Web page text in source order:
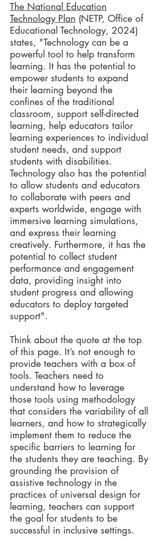
The National Education
Technology Plan (NETP, Office of
Educational Technology, 2024)
states, "Technology can be a
powerful tool to help transform
learning. It has the potential to
empower students to expand
their learning beyond the
confines of the traditional
classroom, support self-directed
learning, help educators tailor
learning experiences to individual
student needs, and support
students with disabilities.
Technology also has the potential
to allow students and educators
to collaborate with peers and
experts worldwide, engage with
immersive learning simulations,
and express their learning
creatively. Furthermore, it has the
potential to collect student
performance and engagement
data, providing insight into
student progress and allowing
educators to deploy targeted
support".
Think about the quote at the top
of this page. It’s not enough to
provide teachers with a box of
tools. Teachers need to
understand how to leverage
those tools using methodology
that considers the variability of all
learners, and how to strategically
implement them to reduce the
specific barriers to learning for
the students they are teaching. By
grounding the provision of
assistive technology in the
practices of universal design for
learning, teachers can support
the goal for students to be
successful in inclusive settings.